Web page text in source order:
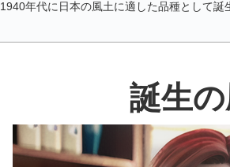
1940年代に日本の風土に適した品種として誕
誕生